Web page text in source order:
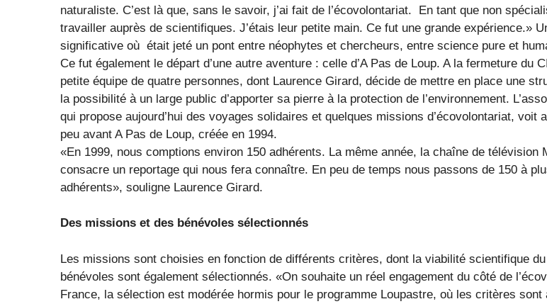
naturaliste. C’est là que, sans le savoir, j’ai fait de l’écovolontariat. En tant que non
travailler auprès de scientifiques. J’étais leur petite main. Ce fut une grande expérience.»
significative où était jeté un pont entre néophytes et chercheurs, entre science pure et
Ce fut également le départ d’une autre aventure : celle d’A Pas de Loup. A la fermeture du
petite équipe de quatre personnes, dont Laurence Girard, décide de mettre en place une
la possibilité à un large public d’apporter sa pierre à la protection de l’environnement.
qui propose aujourd’hui des voyages solidaires et quelques missions d’écovolontariat, voit
peu avant A Pas de Loup, créée en 1994.
«En 1999, nous comptions environ 150 adhérents. La même année, la chaîne de télévision
consacre un reportage qui nous fera connaître. En peu de temps nous passons de 150 à
adhérents», souligne Laurence Girard.
Des missions et des bénévoles sélectionnés
Les missions sont choisies en fonction de différents critères, dont la viabilité scientifique
bénévoles sont également sélectionnés. «On souhaite un réel engagement du côté de
France, la sélection est modérée hormis pour le programme Loupastre, où les critères sont